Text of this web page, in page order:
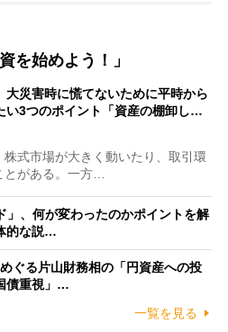
を始めよう！」
大災害時に慌てないために平時から
い3つのポイント「資産の棚卸し…
式市場が大きく動いたり、取引環
がある。一方…
」、何が変わったのかポイントを解
的な説…
ぐる片山財務相の「円資産への投
債重視」…
一覧を見る